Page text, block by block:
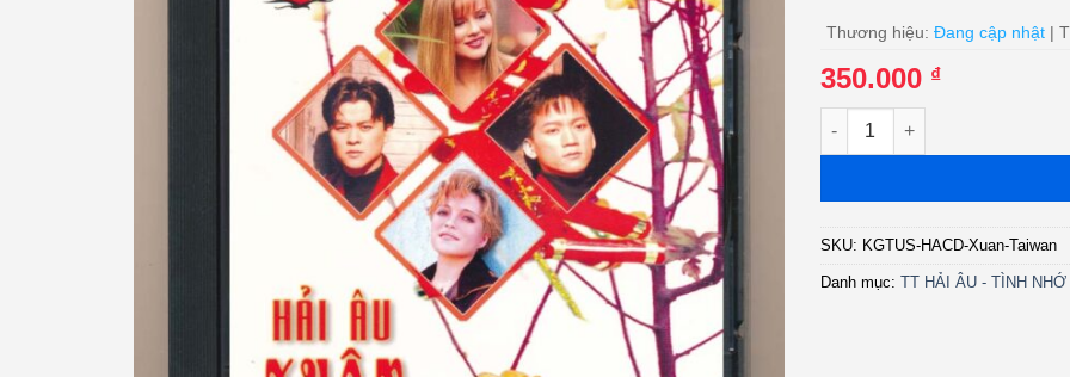
Thương hiệu: Đang cập nhật |
350.000 ₫
Hải Âu CD - Hải Âu Xuân
SKU: KGTUS-HACD-Xuan-Taiwan
Danh mục: TT HẢI ÂU - TÌNH